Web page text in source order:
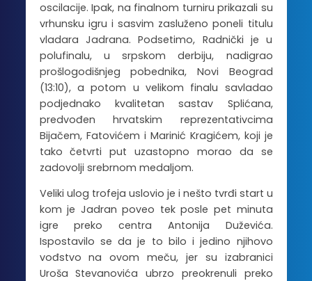
oscilacije. Ipak, na finalnom turniru prikazali su
vrhunsku igru i sasvim zasluženo poneli titulu
vladara Jadrana. Podsetimo, Radnički je u
polufinalu, u srpskom derbiju, nadigrao
prošlogodišnjeg pobednika, Novi Beograd
(13:10), a potom u velikom finalu savladao
podjednako kvalitetan sastav Splićana,
predvođen hrvatskim reprezentativcima
Bijačem, Fatovićem i Marinić Kragićem, koji je
tako četvrti put uzastopno morao da se
zadovolji srebrnom medaljom.
Veliki ulog trofeja uslovio je i nešto tvrđi start u
kom je Jadran poveo tek posle pet minuta
igre preko centra Antonija Duževića.
Ispostavilo se da je to bilo i jedino njihovo
vođstvo na ovom meču, jer su izabranici
Uroša Stevanovića ubrzo preokrenuli preko